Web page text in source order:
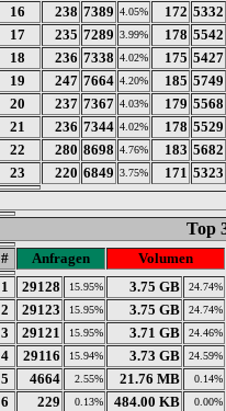
16 238 7389 4.05% 172 5332
17
235 7289 3.99% 178 5542
18
236 7338 4.02% 175 5427
19
247 7664 4.20% 185 5749
20
237 7367 4.03% 179 5568
21
236 7344 4.02% 178 5529
22
280 8698 4.76% 183 5682
23
220 6849 3.75% 171 5323
Top
# Anfragen
Volumen
1
29128 15.95% 3.75 GB 24.74%
2 29123 15.95% 3.75 GB 24.74%
3 29121 15.95% 3.71 GB 24.46%
4 29116 15.94% 3.73 GB 24.59%
5 4664 2.55% 21.76 MB 0.14%
6 229 0.13% 484.00 KB 0.00%